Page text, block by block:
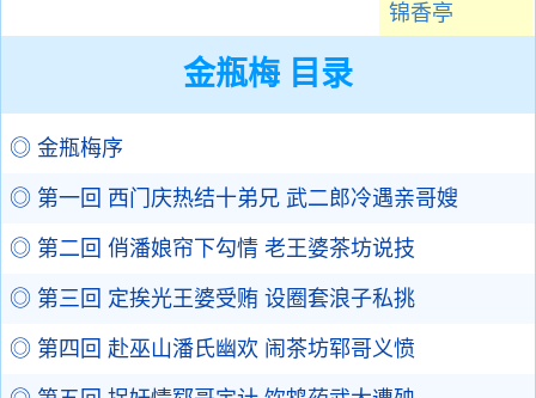
锦香亭
金瓶梅 目录
◎ 金瓶梅序
◎ 第一回 西门庆热结十弟兄 武二郎冷遇亲哥嫂
◎ 第二回 俏潘娘帘下勾情 老王婆茶坊说技
◎ 第三回 定挨光王婆受贿 设圈套浪子私挑
◎ 第四回 赴巫山潘氏幽欢 闹茶坊郓哥义愤